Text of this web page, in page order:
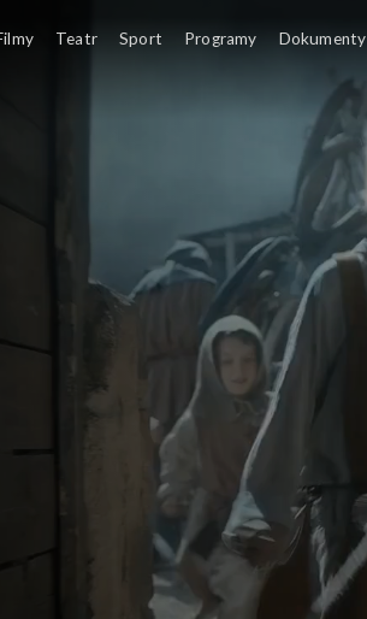
Teatr Sport Programy Dokumenty